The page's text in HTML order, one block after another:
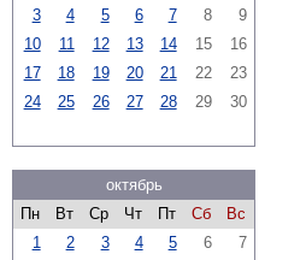
3
4 5 6 7 8
9
10
11 12 13 14 15
16
17
18 19 20 21 22
23
24
25 26 27 28 29 30
октябрь
Пн
Вт Ср Чт Пт Сб
Вс
1
2 3 4 5 6
7